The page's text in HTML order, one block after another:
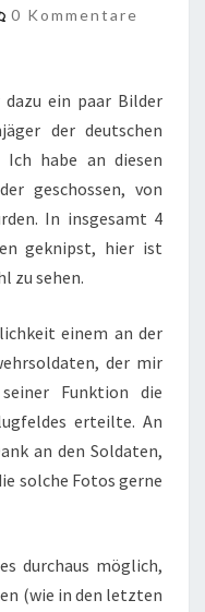
Kommentare
0 Kommentare
ein paar Bilder
der deutschen
Ich habe an diesen
geschossen, von
In insgesamt 4
geknipst, hier ist
zu sehen.
einem an der
der mir
Funktion die
erteilte. An
an den Soldaten,
solche Fotos gerne
durchaus möglich,
(wie in den letzten